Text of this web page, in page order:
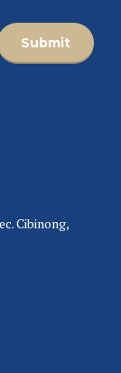
Cibinong,